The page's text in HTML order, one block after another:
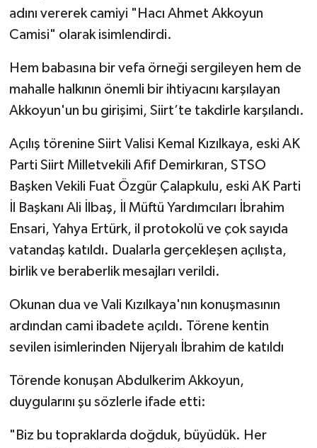
adını vererek camiyi "Hacı Ahmet Akkoyun
Camisi" olarak isimlendirdi.
Hem babasına bir vefa örneği sergileyen hem de
mahalle halkının önemli bir ihtiyacını karşılayan
Akkoyun'un bu girişimi, Siirt’te takdirle karşılandı.
Açılış törenine Siirt Valisi Kemal Kızılkaya, eski AK
Parti Siirt Milletvekili Afif Demirkıran, STSO
Başken Vekili Fuat Özgür Çalapkulu, eski AK Parti
İl Başkanı Ali İlbaş, İl Müftü Yardımcıları İbrahim
Ensari, Yahya Ertürk, il protokolü ve çok sayıda
vatandaş katıldı. Dualarla gerçekleşen açılışta,
birlik ve beraberlik mesajları verildi.
Okunan dua ve Vali Kızılkaya'nın konuşmasının
ardından cami ibadete açıldı. Törene kentin
sevilen isimlerinden Nijeryalı İbrahim de katıldı
Törende konuşan Abdulkerim Akkoyun,
duygularını şu sözlerle ifade etti:
"Biz bu topraklarda doğduk, büyüdük. Her